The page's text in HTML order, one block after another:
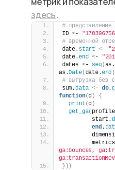
здесь.
# представление
ID <-
# временной
date. start <-
date.end <-
dates <- seq(as.
as.Date(date.end )
# выгрузка без
sum.data <- do.
function(d )
{
print (d )
get_ga(
         start.
end .
ga:bounces,
}))